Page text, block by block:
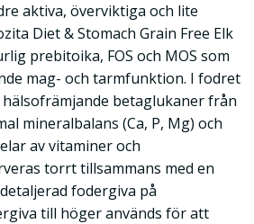
aktiva, överviktiga och lite
Diet & Stomach Grain Free Elk
prebitoika, FOS och MOS som
mag- och tarmfunktion. I fodret
betaglukaner från
mineralbalans (Ca, P, Mg) och
av vitaminer och
torrt tillsammans med en
fodergiva på
till höger används för att